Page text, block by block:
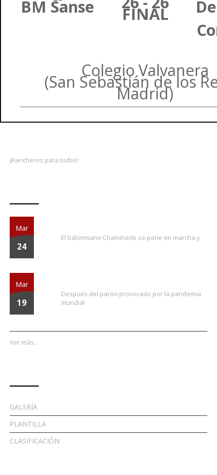
BM Sanse FINAL
Colegio Valvanera
(San Sebastián de los
Madrid)
¡Rancheros para todos!
Mar
24
El balonmano Chaminade se pone en marcha y
Mar
19
Después del parón provocado por la pandemia
mundial
Ver más...
GALERÍA
PLANTILLA
CLASIFICACIÓN